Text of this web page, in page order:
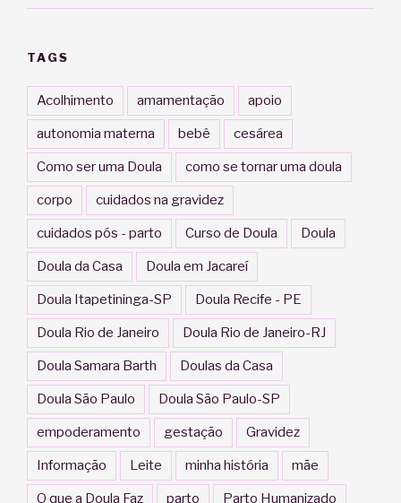
TAGS
Acolhimento amamentação apoio
autonomia materna bebê cesárea
Como ser uma Doula como se tornar uma doula
corpo cuidados na gravidez
cuidados pós - parto Curso de Doula Doula
Doula da Casa Doula em Jacareí
Doula Itapetininga-SP Doula Recife - PE
Doula Rio de Janeiro Doula Rio de Janeiro-RJ
Doula Samara Barth Doulas da Casa
Doula São Paulo Doula São Paulo-SP
empoderamento gestação Gravidez
Informação Leite minha história mãe
O que a Doula Faz parto Parto Humanizado